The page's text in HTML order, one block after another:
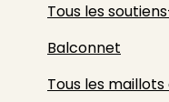
Tous les
Balconnet
Tous les